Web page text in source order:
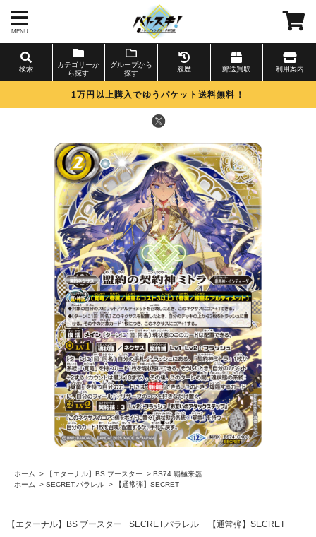
MENU
検索
カテゴリーか
ら探す
グループから
探す
履歴 郵送買取 利用案内
1万円以上購入でゆうパケット送料無料！
ホーム > 【エターナル】BS ブースター > BS74 覇極来臨
ホーム
> SECRET,パラレル > 【通常弾】SECRET
【エターナル】BS ブースター SECRET,パラレル 【通常弾】SECRET